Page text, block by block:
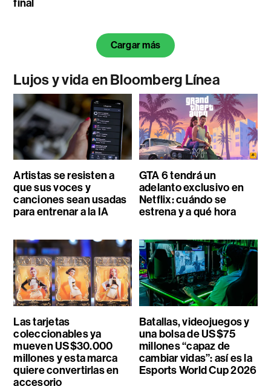
final
Cargar más
Lujos y vida en Bloomberg Línea
Artistas se resisten a
que sus voces y
canciones sean usadas
para entrenar a la IA
GTA 6 tendrá un
adelanto exclusivo en
Netflix: cuándo se
estrena y a qué hora
Las tarjetas
coleccionables ya
mueven US$30.000
millones y esta marca
quiere convertirlas en
accesorio
Batallas, videojuegos y
una bolsa de US$75
millones “capaz de
cambiar vidas”: así es la
Esports World Cup 2026